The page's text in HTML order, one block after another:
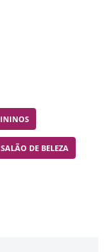
SALÃO DE BELEZA